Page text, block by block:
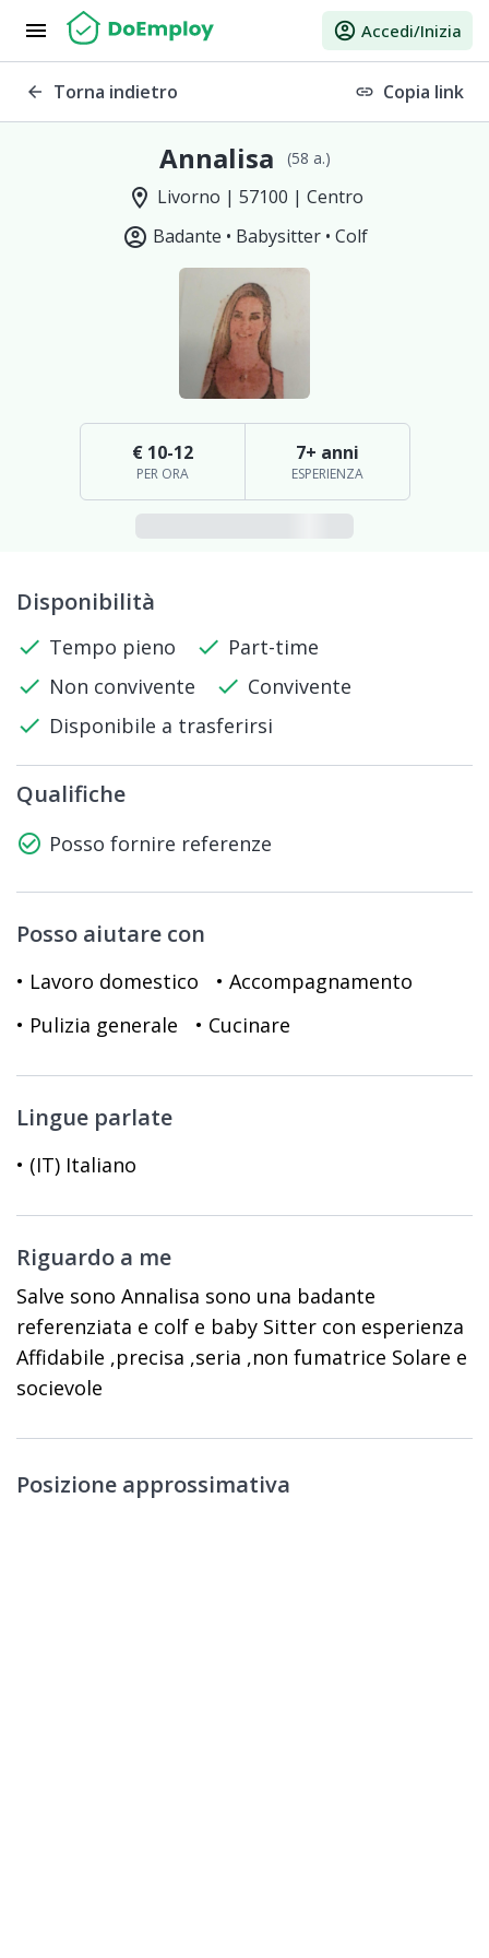
menu account_circle Accedi/Inizia
arrow_back Torna indietro link Copia link
Annalisa (58 a.)
location_on Livorno | 57100 | Centro
account_circle Badante • Babysitter • Colf
€ 10-12
PER ORA
7+ anni
ESPERIENZA
Disponibilità
check Tempo pieno check Part-time
check Non convivente check Convivente
check Disponibile a trasferirsi
Qualifiche
check_circle_outline Posso fornire referenze
Posso aiutare con
• Lavoro domestico
• Accompagnamento
• Pulizia generale
• Cucinare
Lingue parlate
• (IT) Italiano
Riguardo a me
Salve sono Annalisa sono una badante
referenziata e colf e baby Sitter con esperienza
Affidabile ,precisa ,seria ,non fumatrice Solare e
socievole
Posizione approssimativa